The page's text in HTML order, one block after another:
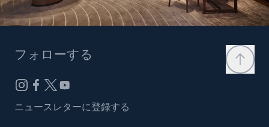
フォローする
ニュースレターに登録する